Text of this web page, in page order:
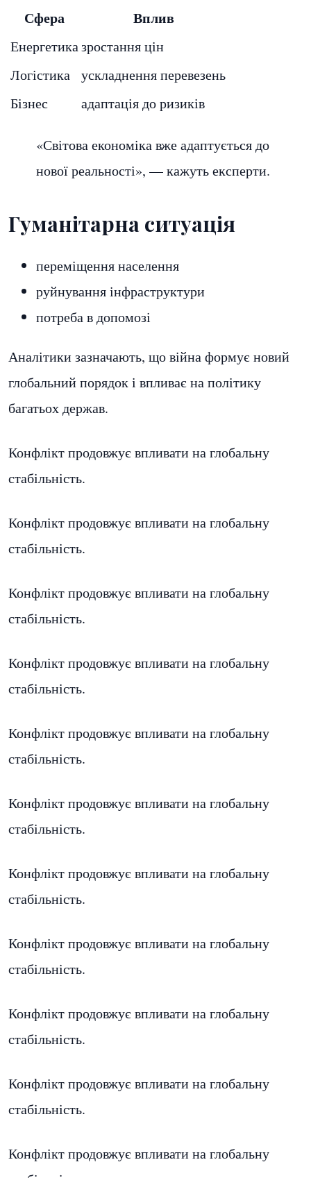
Сфера Вплив
Енергетиказростання цін
Логістика ускладнення перевезень
Бізнес
адаптація до ризиків
«Світова економіка вже адаптується до
нової реальності», — кажуть експерти.
Гуманітарна ситуація
переміщення населення
руйнування інфраструктури
потреба в допомозі
Аналітики зазначають, що війна формує новий
глобальний порядок і впливає на політику
багатьох держав.
Конфлікт продовжує впливати на глобальну
стабільність.
Конфлікт продовжує впливати на глобальну
стабільність.
Конфлікт продовжує впливати на глобальну
стабільність.
Конфлікт продовжує впливати на глобальну
стабільність.
Конфлікт продовжує впливати на глобальну
стабільність.
Конфлікт продовжує впливати на глобальну
стабільність.
Конфлікт продовжує впливати на глобальну
стабільність.
Конфлікт продовжує впливати на глобальну
стабільність.
Конфлікт продовжує впливати на глобальну
стабільність.
Конфлікт продовжує впливати на глобальну
стабільність.
Конфлікт продовжує впливати на глобальну